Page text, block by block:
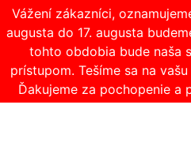
Vážení zákazníci,
augusta do 17. augusta
tohto obdobia bude naša
prístupom. Tešíme sa na
Ďakujeme za pochopenie a